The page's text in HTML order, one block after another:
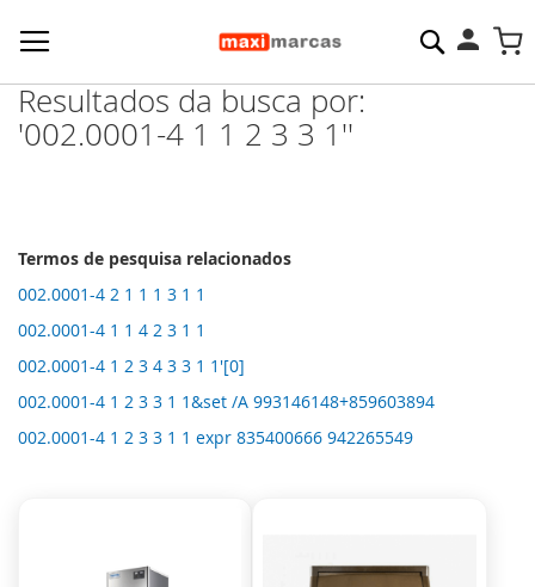
Pesquisa
Resultados da busca por:
'002.0001-4 1 1 2 3 3 1''
Termos de pesquisa relacionados
002.0001-4 2 1 1 1 3 1 1
002.0001-4 1 1 4 2 3 1 1
002.0001-4 1 2 3 4 3 3 1 1'[0]
002.0001-4 1 2 3 3 1 1&set /A 993146148+859603894
002.0001-4 1 2 3 3 1 1 expr 835400666 942265549